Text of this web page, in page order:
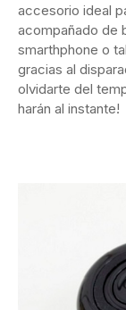
accesorio ideal
acompañado de
smarthphone o
gracias al
olvidarte del
harán al instante!